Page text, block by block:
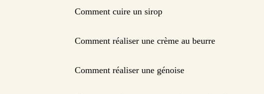
Comment cuire un sirop
Comment réaliser une crème au beurre
Comment réaliser une génoise